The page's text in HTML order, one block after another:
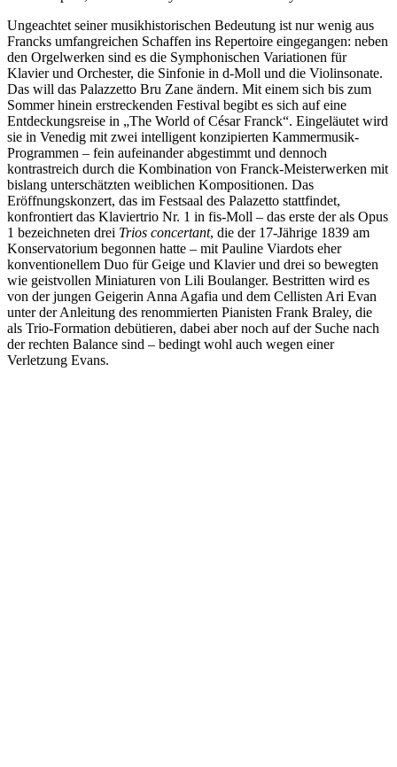
Ungeachtet seiner musikhistorischen Bedeutung ist nur wenig aus
Francks umfangreichen Schaffen ins Repertoire eingegangen: neben
den Orgelwerken sind es die Symphonischen Variationen für
Klavier und Orchester, die Sinfonie in d-Moll und die Violinsonate.
Das will das Palazzetto Bru Zane ändern. Mit einem sich bis zum
Sommer hinein erstreckenden Festival begibt es sich auf eine
Entdeckungsreise in „The World of César Franck“. Eingeläutet wird
sie in Venedig mit zwei intelligent konzipierten Kammermusik-
Programmen – fein aufeinander abgestimmt und dennoch
kontrastreich durch die Kombination von Franck-Meisterwerken mit
bislang unterschätzten weiblichen Kompositionen. Das
Eröffnungskonzert, das im Festsaal des Palazetto stattfindet,
konfrontiert das Klaviertrio Nr. 1 in fis-Moll – das erste der als Opus
1 bezeichneten drei Trios concertant, die der 17-Jährige 1839 am
Konservatorium begonnen hatte – mit Pauline Viardots eher
konventionellem Duo für Geige und Klavier und drei so bewegten
wie geistvollen Miniaturen von Lili Boulanger. Bestritten wird es
von der jungen Geigerin Anna Agafia und dem Cellisten Ari Evan
unter der Anleitung des renommierten Pianisten Frank Braley, die
als Trio-Formation debütieren, dabei aber noch auf der Suche nach
der rechten Balance sind – bedingt wohl auch wegen einer
Verletzung Evans.